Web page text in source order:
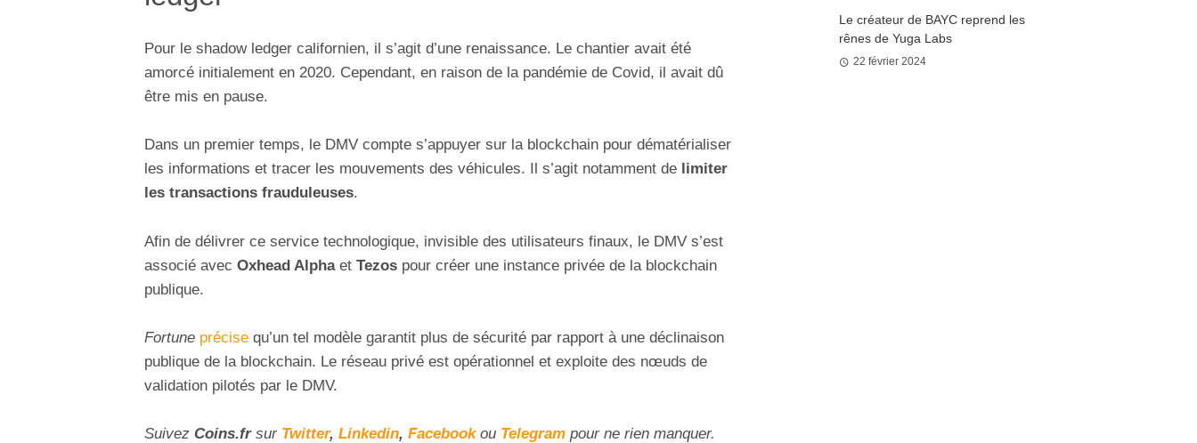
Pour le shadow ledger californien, il s’agit d’une renaissance. Le chantier avait été
amorcé initialement en 2020. Cependant, en raison de la pandémie de Covid, il avait dû
être mis en pause.
Dans un premier temps, le DMV compte s’appuyer sur la blockchain pour dématérialiser
les informations et tracer les mouvements des véhicules. Il s’agit notamment de limiter
les transactions frauduleuses.
Afin de délivrer ce service technologique, invisible des utilisateurs finaux, le DMV s’est
associé avec Oxhead Alphaet Tezos pour créer une instance privée de la blockchain
publique.
Fortune précise qu’un tel modèle garantit plus de sécurité par rapport à une déclinaison
publique de la blockchain. Le réseau privé est opérationnel et exploite des nœuds de
validation pilotés par le DMV.
Suivez Coins.fr sur Twitter, Linkedin, Facebookou Telegram pour ne rien manquer.
Le créateur de BAYC reprend les
rênes de Yuga Labs
22 février 2024